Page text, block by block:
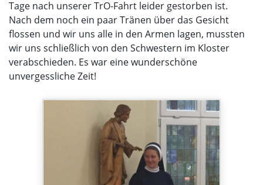
Tage nach unserer TrO-Fahrt leider gestorben ist.
Nach dem noch ein paar Tränen über das Gesicht
flossen und wir uns alle in den Armen lagen, mussten
wir uns schließlich von den Schwestern im Kloster
verabschieden. Es war eine wunderschöne
unvergessliche Zeit!